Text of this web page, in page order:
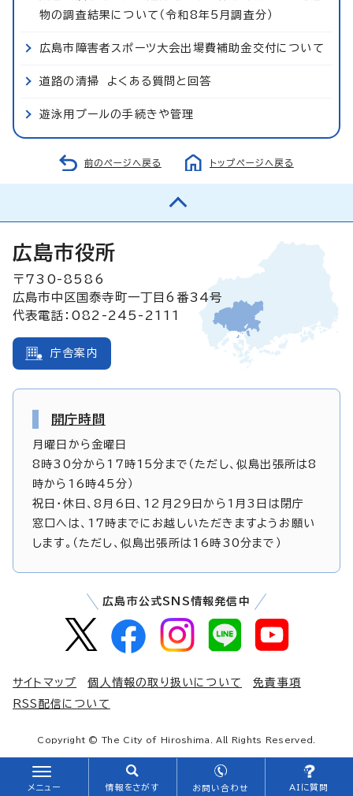
物の調査結果について（令和8年5月調査分）
広島市障害者スポーツ大会出場費補助金交付について
道路の清掃 よくある質問と回答
遊泳用プールの手続きや管理
前のページへ戻る トップページへ戻る
メニュー 情報をさがす お問い合わせ AIに質問
広島市役所
〒730-8586
広島市中区国泰寺町一丁目6番34号
代表電話：082-245-2111
庁舎案内
開庁時間
月曜日から金曜日
8時30分から17時15分まで（ただし、似島出張所は8
時から16時45分）
祝日・休日、8月6日、12月29日から1月3日は閉庁
窓口へは、17時までにお越しいただきますようお願い
します。（ただし、似島出張所は16時30分まで）
広島市公式SNS情報発信中
サイトマップ 個人情報の取り扱いについて
免責事項
RSS配信について
Copyright © The City of Hiroshima. All Rights Reserved.